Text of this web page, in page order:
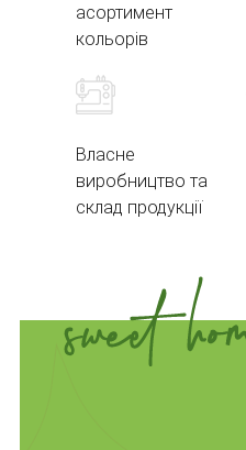
асортимент
кольорів
Власне
виробництво та
склад продукції